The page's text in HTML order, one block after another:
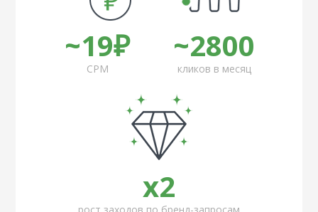
~19₽
CPM
~2800
кликов в месяц
x2
рост заходов по бренд-запросам